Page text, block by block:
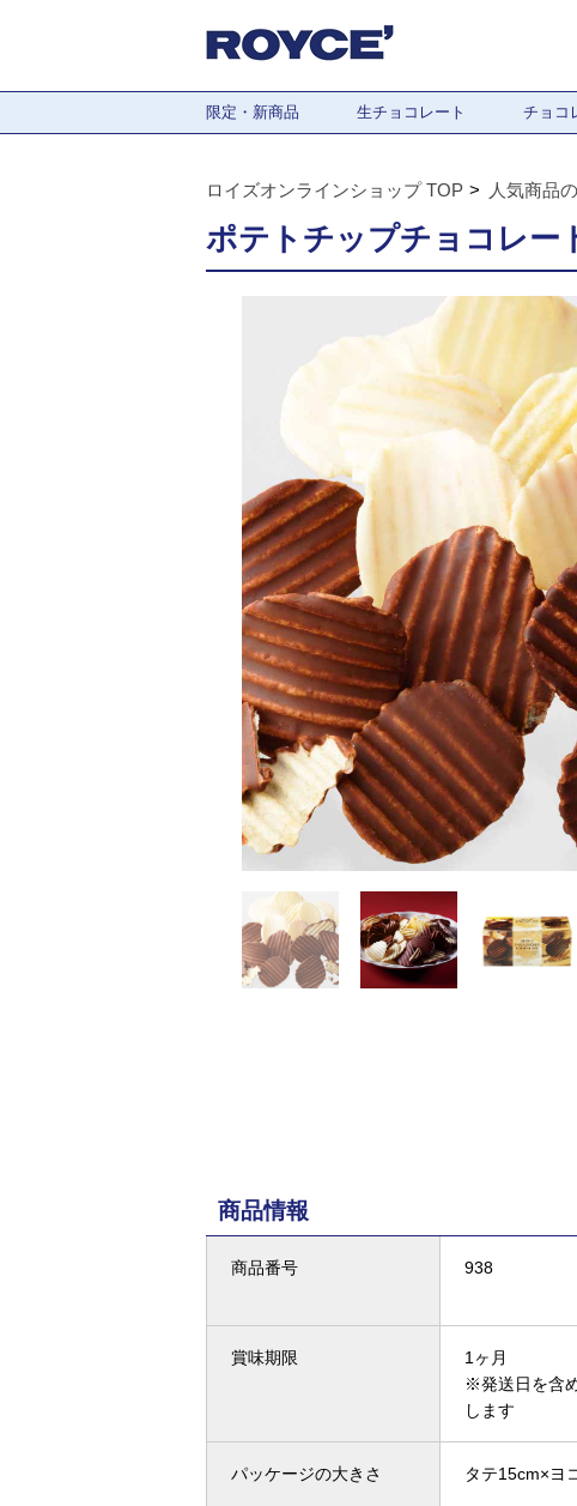
限定・新商品 生チョコレート チョコ
ロイズオンラインショップ TOP 人気商品
ポテトチップチョコレー
商品情報
商品番号 938
賞味期限
1ヶ月
※発送日を含
します
パッケージの大きさ タテ15cm×ヨ